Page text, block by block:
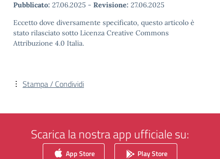
Pubblicato: 27.06.2025 - Revisione: 27.06.2025
Eccetto dove diversamente specificato, questo articolo è
stato rilasciato sotto Licenza Creative Commons
Attribuzione 4.0 Italia.
Stampa / Condividi
Scarica la nostra app ufficiale su:
App Store Play Store